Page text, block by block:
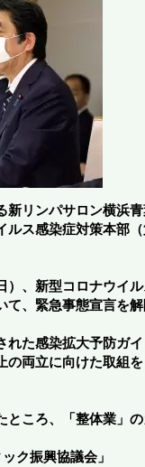
リンパサロン横浜青
ルス感染症対策本
、新型コロナウイ
、緊急事態宣言を解
れた感染拡大予防ガ
両立に向けた取組
ころ、「整体業」の
ク振興協議会」